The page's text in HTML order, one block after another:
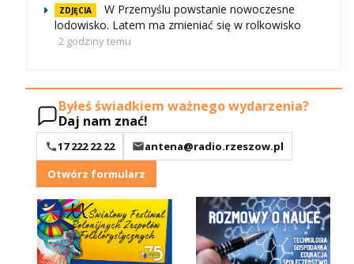
ZDJĘCIA
W Przemyślu powstanie nowoczesne
lodowisko. Latem ma zmieniać się w rolkowisko
2 godziny temu
Byłeś świadkiem ważnego wydarzenia?
Daj nam znać!
17 222 22 22
antena@radio.rzeszow.pl
Otwórz formularz